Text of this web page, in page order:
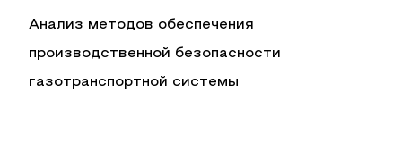
Анализ методов обеспечения
производственной безопасности
газотранспортной системы